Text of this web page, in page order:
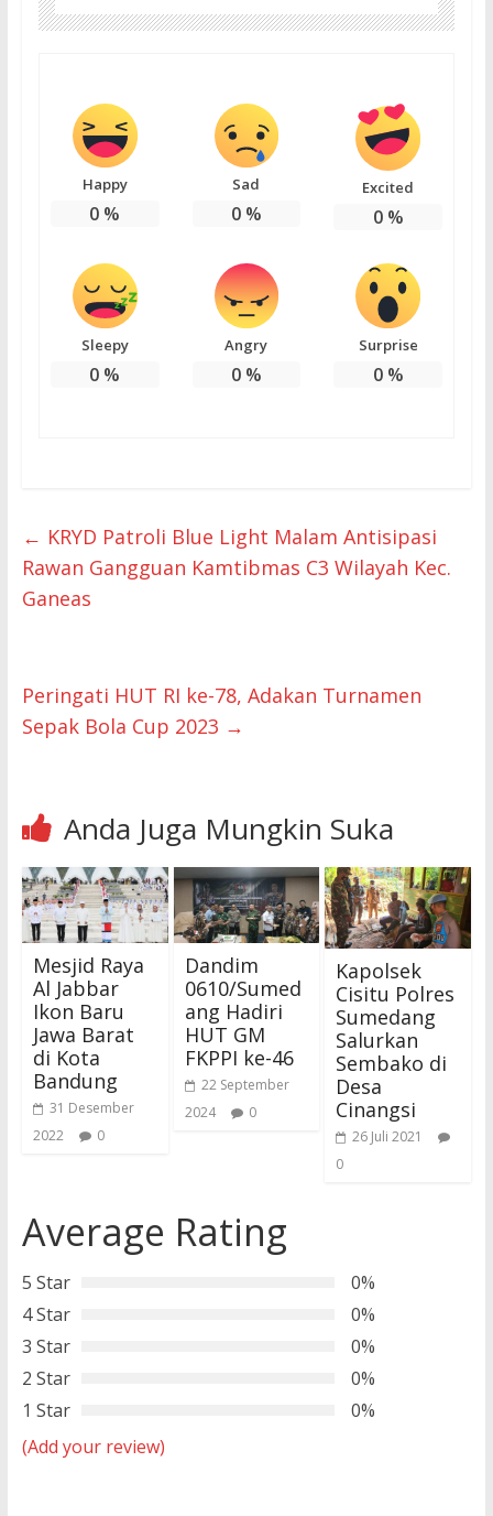
Happy
0 %
Sad
0%
Excited
0%
Sleepy
0 %
Angry
0%
Surprise
0%
← KRYD Patroli Blue Light Malam Antisipasi
Rawan Gangguan Kamtibmas C3 Wilayah Kec.
Ganeas
Peringati HUT RI ke-78, Adakan Turnamen
Sepak Bola Cup 2023 →
Anda Juga Mungkin Suka
Mesjid Raya
Al Jabbar
Ikon Baru
Jawa Barat
di Kota
Bandung
31 Desember
2022
0
Dandim
0610/Sumed
ang Hadiri
HUT GM
FKPPI ke-46
22 September
2024
0
Kapolsek
Cisitu Polres
Sumedang
Salurkan
Sembako di
Desa
Cinangsi
26 Juli 2021
0
Average Rating
5 Star
0%
4 Star
0%
3 Star
0%
2 Star
0%
1 Star
0%
(Add your review)